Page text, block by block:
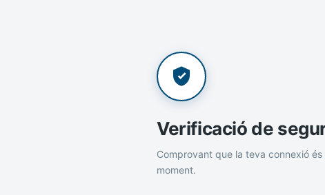
Verificació de
Comprovant que la teva connexió és
moment.